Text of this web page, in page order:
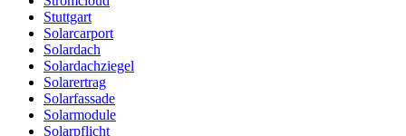
Stuttgart
Solarcarport
Solardach
Solardachziegel
Solarertrag
Solarfassade
Solarmodule
Solarpflicht